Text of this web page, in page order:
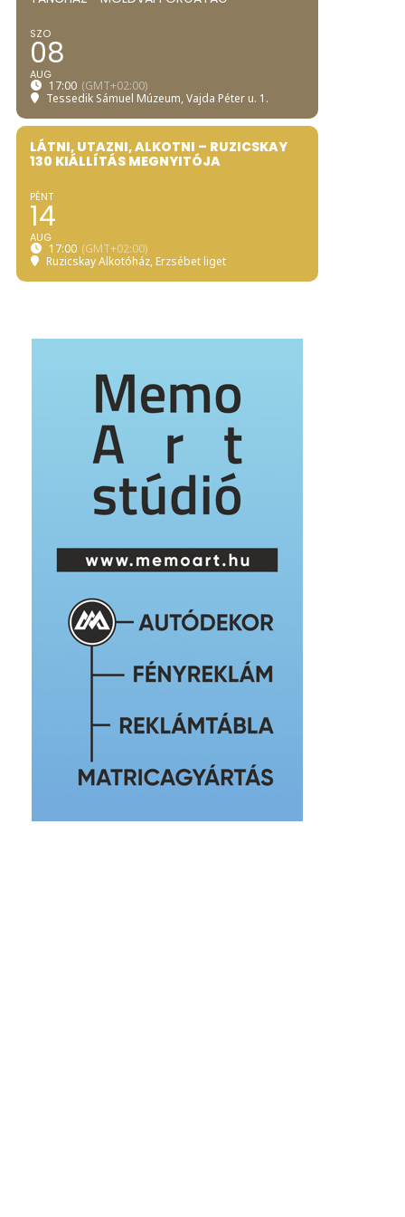
SZO
08
AUG
17:00 (GMT+02:00)
Tessedik Sámuel Múzeum, Vajda Péter u. 1.
LÁTNI, UTAZNI, ALKOTNI – RUZICSKAY
130 KIÁLLÍTÁS MEGNYITÓJA
PÉNT
14
AUG
17:00 (GMT+02:00)
Ruzicskay Alkotóház, Erzsébet liget